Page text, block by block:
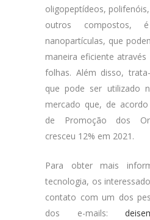
oligopeptídeos,
outros compostos,
nanopartículas, que
maneira eficiente
folhas. Além disso,
que pode ser utilizado
mercado que, de
de Promoção dos
cresceu 12% em 2021.
Para obter mais
tecnologia, os
contato com um dos
dos e-mails: